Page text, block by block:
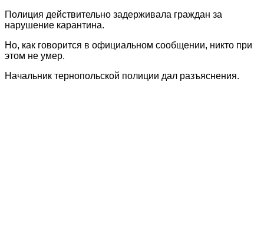
Полиция действительно задерживала граждан за
нарушение карантина.
Но, как говорится в официальном сообщении, никто при
этом не умер.
Начальник тернопольской полиции дал разъяснения.